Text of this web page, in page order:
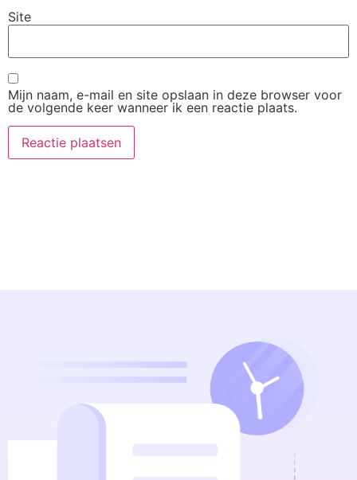
Site
Mijn naam, e-mail en site opslaan in deze browser voor
de volgende keer wanneer ik een reactie plaats.